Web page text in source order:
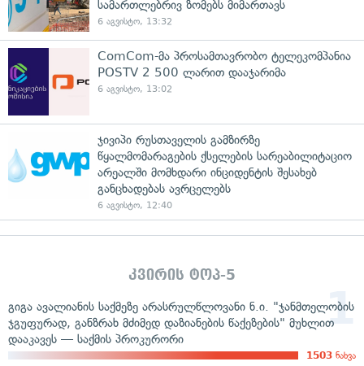
სამართლებრივ ზომებს მიმართავს
6 აგვისტო, 13:32
ComCom-მა პროსამთავრობო ტელეკომპანია
POSTV 2 500 ლარით დააჯარიმა
6 აგვისტო, 13:02
ჯივიპი რუსთაველის გამზირზე
წყალმომარაგების ქსელების სარეაბილიტაციო
არეალში მომხდარი ინციდენტის შესახებ
განცხადებას ავრცელებს
6 აგვისტო, 12:40
კვირის ტოპ-5
გიგა ავალიანის საქმეზე არასრულწლოვანი ნ.ი. "ჯანმთელობის
ჯგუფურად, განზრახ მძიმედ დაზიანების წაქეზების" მუხლით
დააკავეს — საქმის პროკურორი
1503 ნახვა